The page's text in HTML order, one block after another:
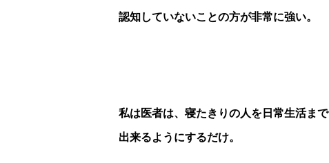
認知していないことの方が非常に強い。
私は医者は、寝たきりの人を日常生活まで
出来るようにするだけ。